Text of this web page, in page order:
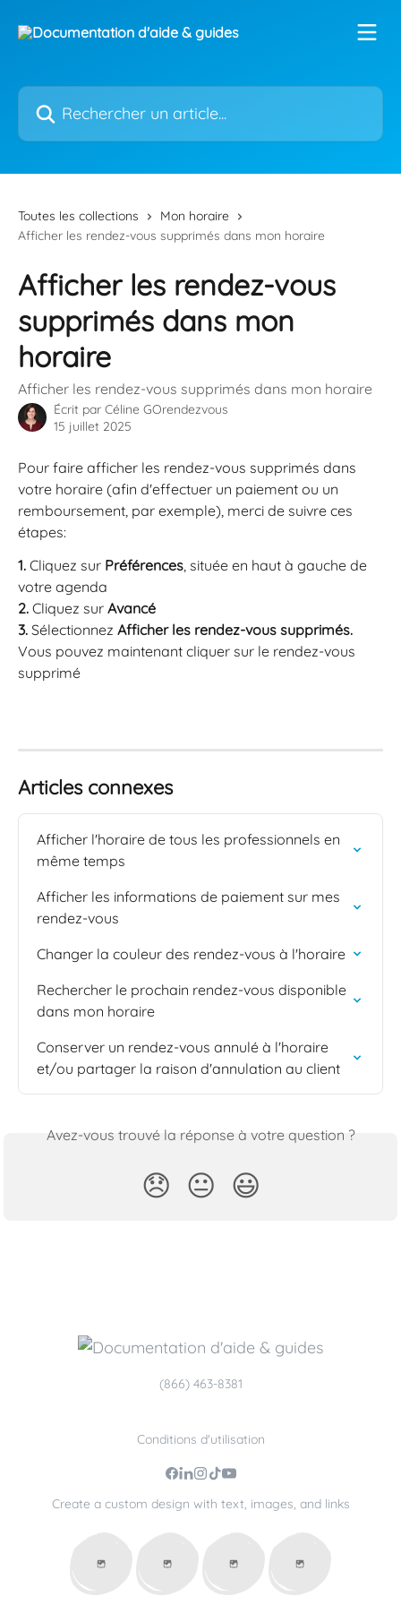
Rechercher un article...
Toutes les collections
Mon horaire
Afficher les rendez-vous supprimés dans mon horaire
Afficher les rendez-vous
supprimés dans mon
horaire
Afficher les rendez-vous supprimés dans mon horaire
Écrit par Céline GOrendezvous
15 juillet 2025
Pour faire afficher les rendez-vous supprimés dans
votre horaire (afin d'effectuer un paiement ou un
remboursement, par exemple), merci de suivre ces
étapes:
1. Cliquez sur Préférences , située en haut à gauche de
votre agenda
2. Cliquez sur Avancé
3. Sélectionnez Afficher les rendez-vous supprimés.
Vous pouvez maintenant cliquer sur le rendez-vous
supprimé
Articles connexes
Afficher l'horaire de tous les professionnels en
même temps
Afficher les informations de paiement sur mes
rendez-vous
Changer la couleur des rendez-vous à l'horaire
Rechercher le prochain rendez-vous disponible
dans mon horaire
Conserver un rendez-vous annulé à l'horaire
et/ou partager la raison d'annulation au client
Avez-vous trouvé la réponse à votre question ?
😞 😐 😃
(866) 463-8381
Conditions d'utilisation
Create a custom design with text, images, and links